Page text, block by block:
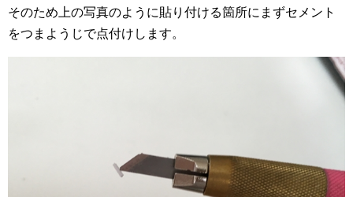
そのため上の写真のように貼り付ける箇所にまずセメント
をつまようじで点付けします。